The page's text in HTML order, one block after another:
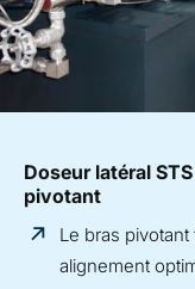
Doseur latéral
pivotant
Le bras pivotant
alignement